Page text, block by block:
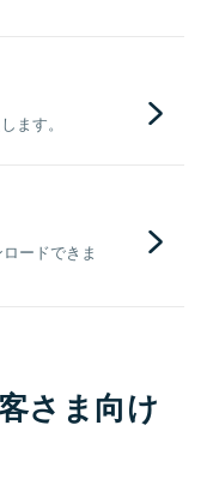
ます。
ードできま
さま向け